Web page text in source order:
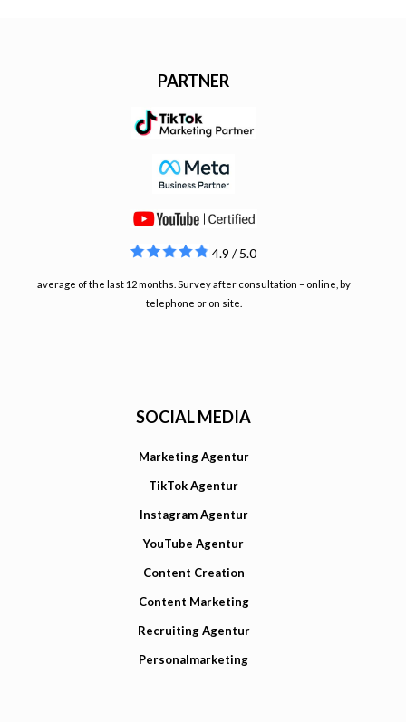
PARTNER
4.9 / 5.0
average of the last 12 months. Survey after consultation – online, by
telephone or on site.
SOCIAL MEDIA
Marketing Agentur
TikTok Agentur
Instagram Agentur
YouTube Agentur
Content Creation
Content Marketing
Recruiting Agentur
Personalmarketing